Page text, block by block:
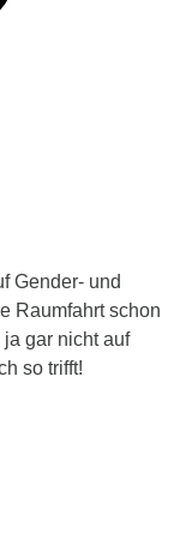
Gender- und
Raumfahrt schon
gar nicht auf
so trifft!